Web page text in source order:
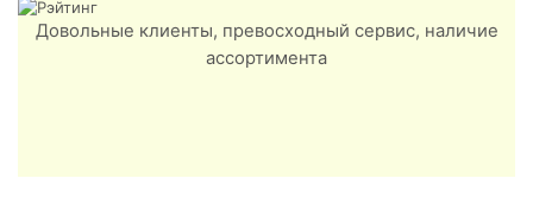
Довольные клиенты, превосходный сервис, наличие
ассортимента